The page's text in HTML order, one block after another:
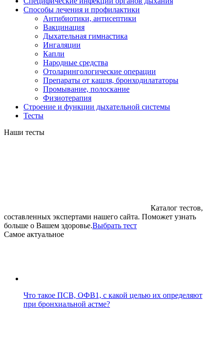
Способы лечения и профилактики
Антибиотики, антисептики
Вакцинация
Дыхательная гимнастика
Ингаляции
Капли
Народные средства
Отоларингологические операции
Препараты от кашля, бронходилататоры
Промывание, полоскание
Физиотерапия
Строение и функции дыхательной системы
Тесты
Наши тесты
Каталог тестов,
составленных экспертами нашего сайта. Поможет узнать
больше о Вашем здоровье.Выбрать тест
Cамое актуальное
Что такое ПСВ, ОФВ1, с какой целью их определяют
при бронхиальной астме?